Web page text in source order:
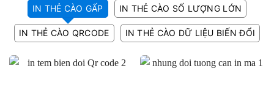
IN THẺ CÀO GẤP IN THẺ CÀO SỐ LƯỢNG LỚN
IN THẺ CÀO QRCODE IN THẺ CÀO DỮ LIỆU BIẾN ĐỔI